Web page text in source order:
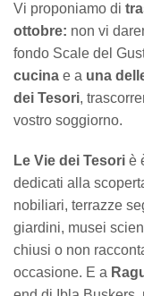
Vi proponiamo di
ottobre: non vi
fondo Scale del
cucina e a una
dei Tesori,
vostro soggiorno.
Le Vie dei Tesori è
dedicati alla
nobiliari, terrazze
giardini, musei
chiusi o non
occasione. E a